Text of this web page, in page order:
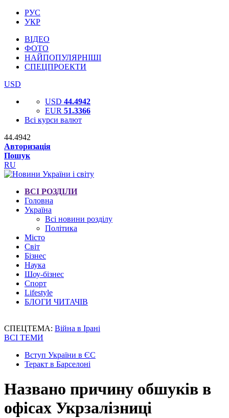
РУС
УКР
ВІДЕО
ФОТО
НАЙПОПУЛЯРНІШІ
СПЕЦПРОЕКТИ
USD
USD 44.4942
EUR 51.3366
Всі курси валют
44.4942
Авторизація
Пошук
RU
ВСІ РОЗДІЛИ
Головна
Україна
Всі новини розділу
Політика
Місто
Світ
Бізнес
Наука
Шоу-бізнес
Спорт
Lifestyle
БЛОГИ ЧИТАЧІВ
СПЕЦТЕМА: Війна в Ірані
ВСІ ТЕМИ
Вступ України в ЄС
Теракт в Барселоні
Названо причину обшуків в
офісах Укрзалізниці